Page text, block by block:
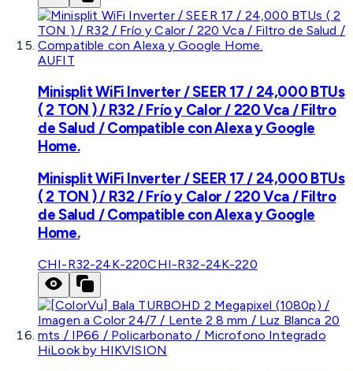
AUFIT
Minisplit WiFi Inverter / SEER 17 / 24,000 BTUs
( 2 TON ) / R32 / Frío y Calor / 220 Vca / Filtro
de Salud / Compatible con Alexa y Google
Home.
Minisplit WiFi Inverter / SEER 17 / 24,000 BTUs
( 2 TON ) / R32 / Frío y Calor / 220 Vca / Filtro
de Salud / Compatible con Alexa y Google
Home.
CHI-R32-24K-220CHI-R32-24K-220
HiLook by HIKVISION